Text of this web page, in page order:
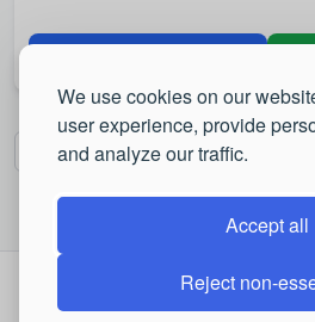
We use cookies on our
user experience, provide
and analyze our traffic.
Accept all
Reject non-
Бура (?) —
Былять —
Куздра — (это как у Щербы
куздра штеко будланула?)
(Надо было на юриста идти)».
Online: 25 (0 users,